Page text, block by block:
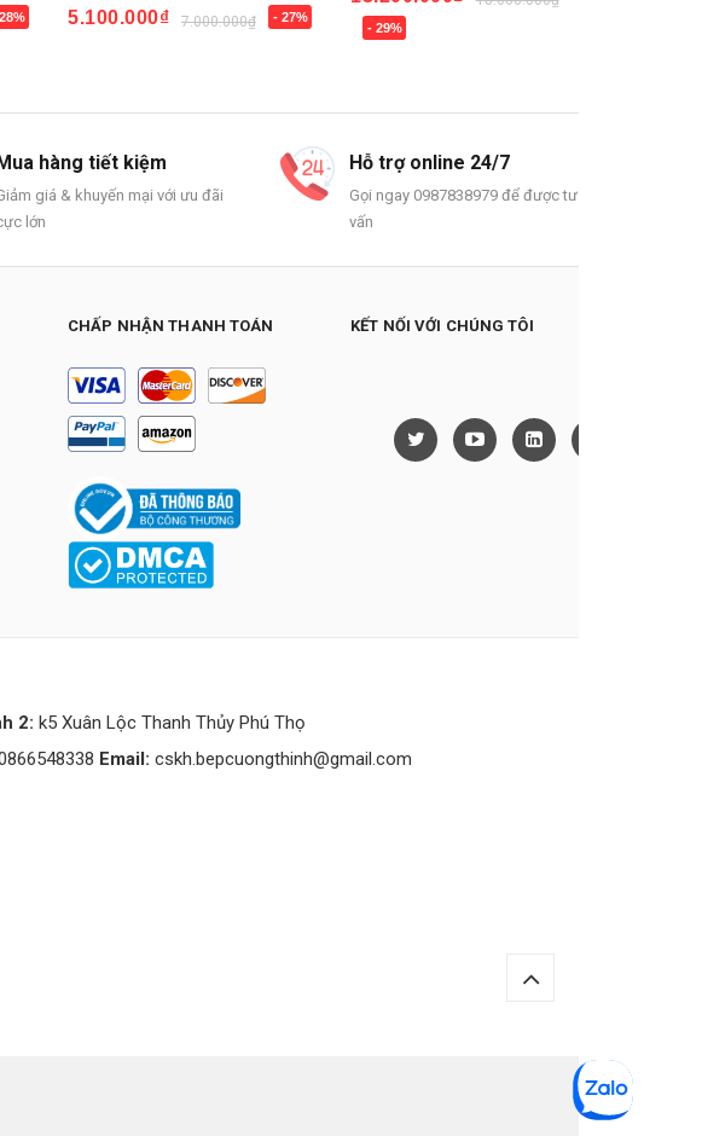
5.100.000₫ 7.000.000₫ - 27%
Mua ngay - 29%
Mua ngay
hàng tiết kiệm
giá & khuyến mại với ưu đãi
lớn
Hỗ trợ online 24/7
Gọi ngay 0987838979 để được tư
vấn
CHẤP NHẬN THANH TOÁN KẾT NỐI VỚI CHÚNG TÔI
2: k5 Xuân Lộc Thanh Thủy Phú Thọ
Email: cskh.bepcuongthinh@gmail.com